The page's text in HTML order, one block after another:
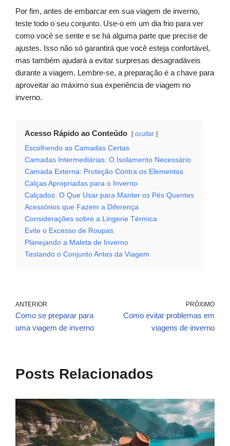
Por fim, antes de embarcar em sua viagem de inverno,
teste todo o seu conjunto. Use-o em um dia frio para ver
como você se sente e se há alguma parte que precise de
ajustes. Isso não só garantirá que você esteja confortável,
mas também ajudará a evitar surpresas desagradáveis
durante a viagem. Lembre-se, a preparação é a chave para
aproveitar ao máximo sua experiência de viagem no
inverno.
Acesso Rápido ao Conteúdo ocultar
Escolhendo as Camadas Certas
Camadas Intermediárias: O Isolamento Necessário
Camada Externa: Proteção Contra os Elementos
Calças Apropriadas para o Inverno
Calçados: O Que Usar para Manter os Pés Quentes
Acessórios que Fazem a Diferença
Considerações sobre a Lingerie Térmica
Evite o Excesso de Roupas
Planejando a Maleta de Inverno
Testando o Conjunto Antes da Viagem
ANTERIOR
Como se preparar para
uma viagem de inverno
PRÓXIMO
Como evitar problemas em
viagens de inverno
Posts Relacionados